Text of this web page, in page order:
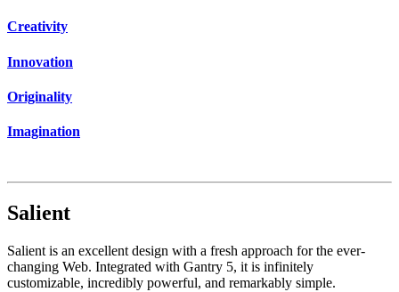
Creativity
Innovation
Originality
Imagination
Salient
Salient is an excellent design with a fresh approach for the ever-
changing Web. Integrated with Gantry 5, it is infinitely
customizable, incredibly powerful, and remarkably simple.